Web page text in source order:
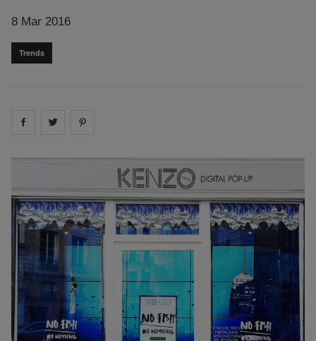
8 Mar 2016
Trends
Share on facebook
Share on